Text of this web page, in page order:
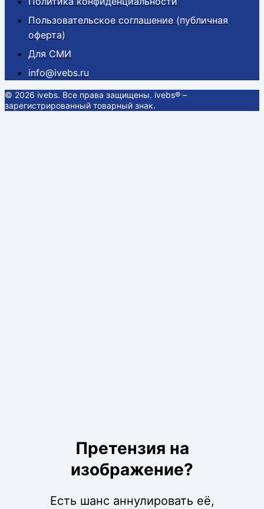
Пользовательское соглашение (публичная
оферта)
Для СМИ
info@ivebs.ru
© 2026 ivebs. Все права защищены. ivebs® –
зарегистрированный товарный знак.
Претензия на
изображение?
Есть шанс аннулировать её,